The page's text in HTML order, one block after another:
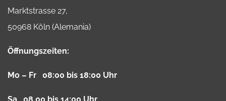
Marktstrasse 27,
50968 Köln (Alemania)
Öffnungszeiten:
Mo – Fr 08:00 bis 18:00 Uhr